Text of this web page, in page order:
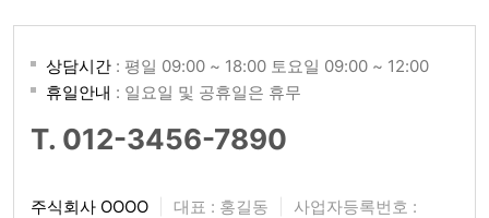
상담시간 : 평일 09:00 ~ 18:00 토요일 09:00 ~ 12:00
휴일안내 : 일요일 및 공휴일은 휴무
T. 012-3456-7890
주식회사 OOOO 대표 : 홍길동
사업자등록번호 :